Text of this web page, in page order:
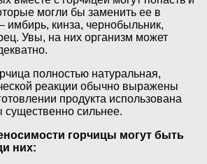
могли бы заменить ее в
имбирь, кинза, чернобыльник,
Увы, на них организм может
полностью натуральная,
реакции обычно выражены
продукта использована
сильнее.
горчицы могут быть
них: